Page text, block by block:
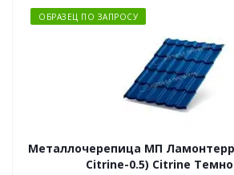
ОБРАЗЕЦ ПО ЗАПРОСУ
Металлочерепица МП
Citrine-0.5) Citrine